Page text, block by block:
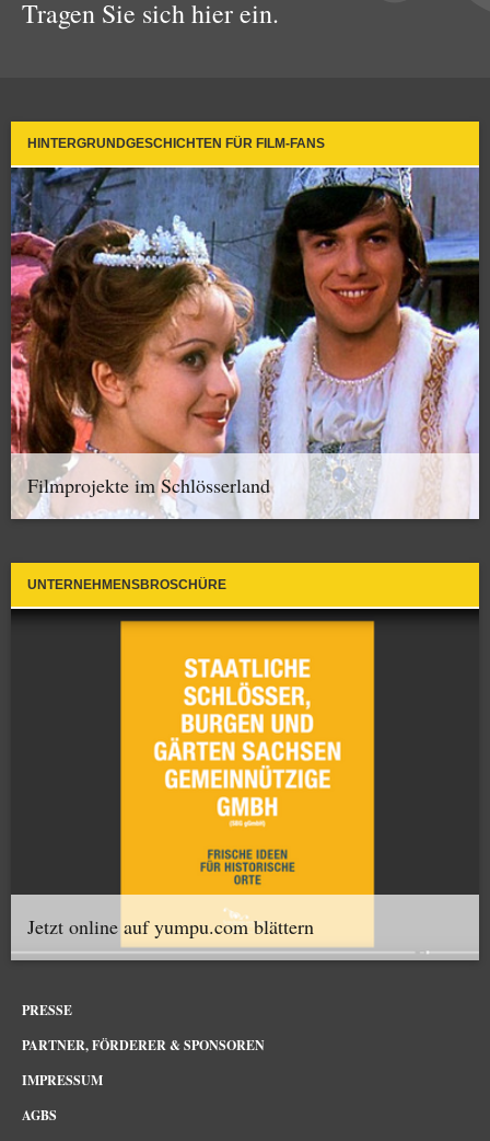
Tragen Sie sich hier ein.
HINTERGRUNDGESCHICHTEN FÜR FILM-FANS
Filmprojekte im Schlösserland
UNTERNEHMENSBROSCHÜRE
Jetzt online auf yumpu.com blättern
PRESSE
PARTNER, FÖRDERER & SPONSOREN
IMPRESSUM
AGBS